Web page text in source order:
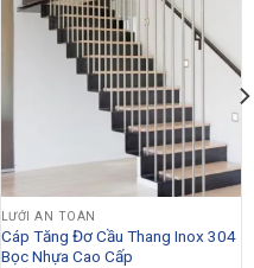
LƯỚI AN TOÀN
Cáp Tăng Đơ Cầu Thang Inox 304
Bọc Nhựa Cao Cấp